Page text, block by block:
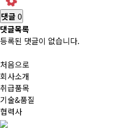
댓글 0
댓글목록
등록된 댓글이 없습니다.
처음으로
회사소개
취급품목
기술&품질
협력사